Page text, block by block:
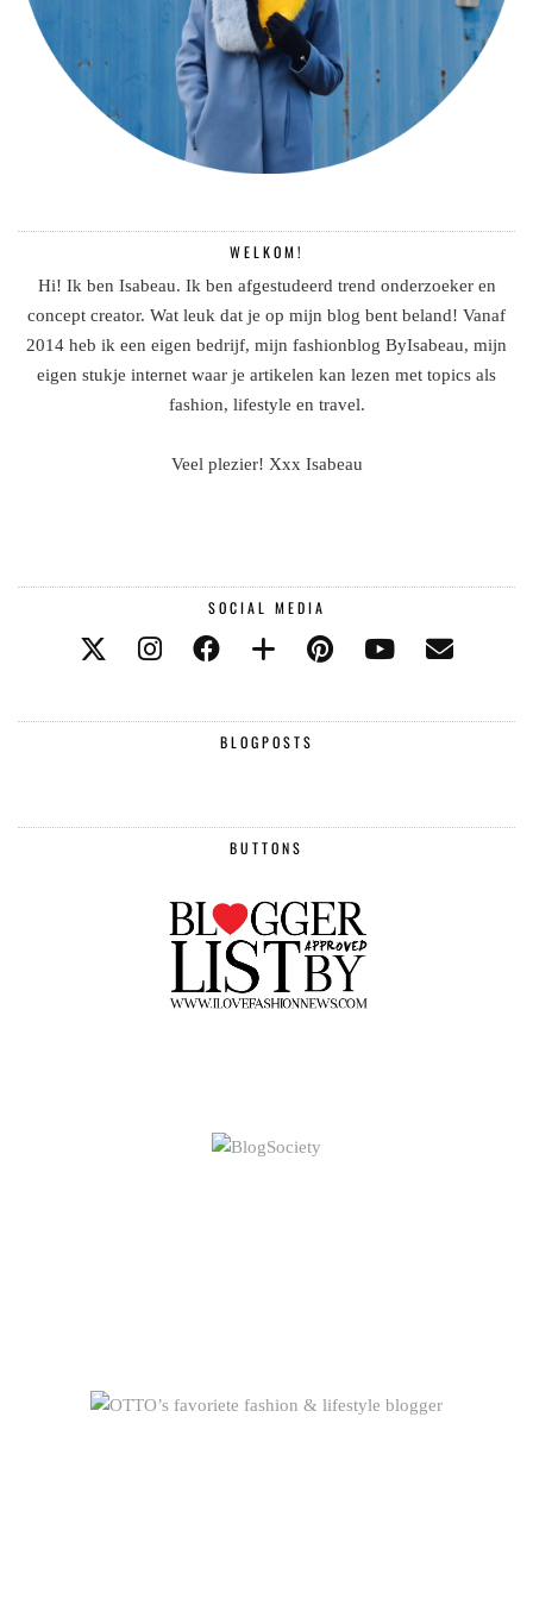
WELKOM!
Hi! Ik ben Isabeau. Ik ben afgestudeerd trend onderzoeker en
concept creator. Wat leuk dat je op mijn blog bent beland! Vanaf
2014 heb ik een eigen bedrijf, mijn fashionblog ByIsabeau, mijn
eigen stukje internet waar je artikelen kan lezen met topics als
fashion, lifestyle en travel.
Veel plezier! Xxx Isabeau
SOCIAL MEDIA
BLOGPOSTS
BUTTONS